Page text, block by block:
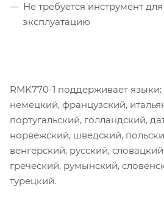
Не требуется инструмент
эксплуатацию
RMK770-1 поддерживает
немецкий, французский,
португальский, голландский,
норвежский, шведский,
венгерский, русский,
греческий, румынский,
турецкий.